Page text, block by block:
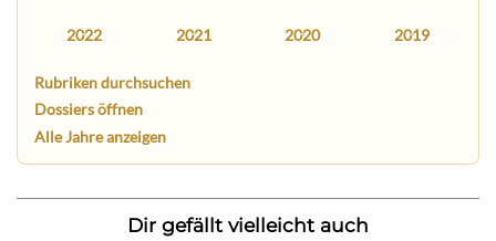
2022 2021 2020 2019
Rubriken durchsuchen
Dossiers öffnen
Alle Jahre anzeigen
Dir gefällt vielleicht auch